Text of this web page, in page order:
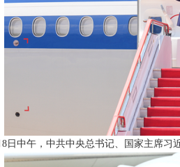
8日中午，中共中央总书记、国家主席